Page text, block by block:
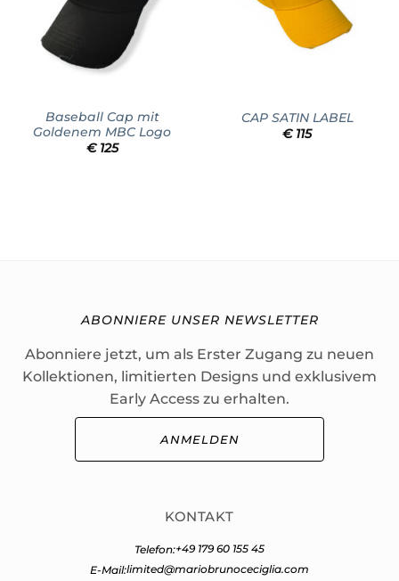
Baseball Cap mit
Goldenem MBC Logo
€125
CAP SATIN LABEL
€115
ABONNIERE UNSER NEWSLETTER
Abonniere jetzt, um als Erster Zugang zu neuen
Kollektionen, limitierten Designs und exklusivem
Early Access zu erhalten.
ANMELDEN
KONTAKT
Telefon:+49 179 60 155 45
E-Mail:limited@mariobrunoceciglia.com